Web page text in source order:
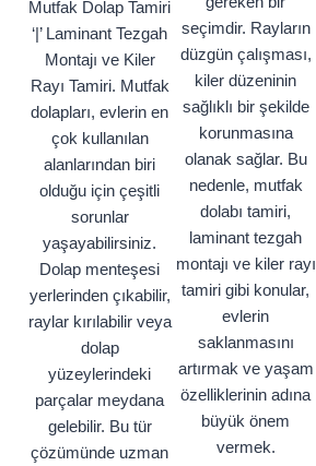
Mutfak Dolap Tamiri
‘|’ Laminant Tezgah
Montajı ve Kiler
Rayı Tamiri. Mutfak
dolapları, evlerin en
çok kullanılan
alanlarından biri
olduğu için çeşitli
sorunlar
yaşayabilirsiniz.
Dolap menteşesi
yerlerinden çıkabilir,
raylar kırılabilir veya
dolap
yüzeylerindeki
parçalar meydana
gelebilir. Bu tür
çözümünde uzman
seçimdir. Rayların
düzgün çalışması,
kiler düzeninin
sağlıklı bir şekilde
korunmasına
olanak sağlar. Bu
nedenle, mutfak
dolabı tamiri,
laminant tezgah
montajı ve kiler rayı
tamiri gibi konular,
evlerin
saklanmasını
artırmak ve yaşam
özelliklerinin adına
büyük önem
vermek.